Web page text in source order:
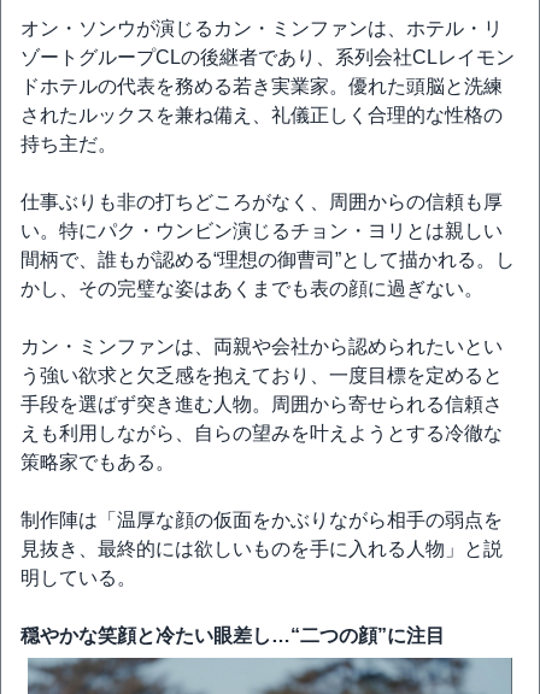
オン・ソンウが演じるカン・ミンファンは、ホテル・リ
ゾートグループCLの後継者であり、系列会社CLレイモン
ドホテルの代表を務める若き実業家。優れた頭脳と洗練
されたルックスを兼ね備え、礼儀正しく合理的な性格の
持ち主だ。
仕事ぶりも非の打ちどころがなく、周囲からの信頼も厚
い。特にパク・ウンビン演じるチョン・ヨリとは親しい
間柄で、誰もが認める“理想の御曹司”として描かれる。し
かし、その完璧な姿はあくまでも表の顔に過ぎない。
カン・ミンファンは、両親や会社から認められたいとい
う強い欲求と欠乏感を抱えており、一度目標を定めると
手段を選ばず突き進む人物。周囲から寄せられる信頼さ
えも利用しながら、自らの望みを叶えようとする冷徹な
策略家でもある。
制作陣は「温厚な顔の仮面をかぶりながら相手の弱点を
見抜き、最終的には欲しいものを手に入れる人物」と説
明している。
穏やかな笑顔と冷たい眼差し…“二つの顔”に注目